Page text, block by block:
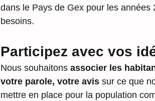
dans le Pays de Gex pour les
besoins.
Participez avec vos
Nous souhaitons associer les
votre parole, votre avis sur ce que
mettre en place pour la population